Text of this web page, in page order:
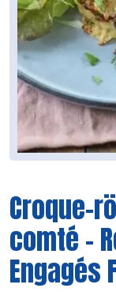
Croque-
comté -
Engagés